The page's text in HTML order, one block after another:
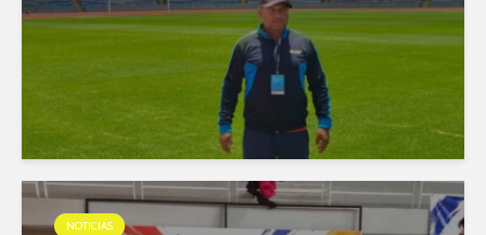
NOTICIAS